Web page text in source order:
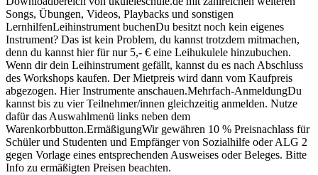
Songs, Übungen, Videos, Playbacks und sonstigen
LernhilfenLeihinstrument buchenDu besitzt noch kein eigenes
Instrument? Das ist kein Problem, du kannst trotzdem mitmachen,
denn du kannst hier für nur 5,- € eine Leihukulele hinzubuchen.
Wenn dir dein Leihinstrument gefällt, kannst du es nach Abschluss
des Workshops kaufen. Der Mietpreis wird dann vom Kaufpreis
abgezogen. Hier Instrumente anschauen.Mehrfach-AnmeldungDu
kannst bis zu vier Teilnehmer/innen gleichzeitig anmelden. Nutze
dafür das Auswahlmenü links neben dem
Warenkorbbutton.ErmäßigungWir gewähren 10 % Preisnachlass für
Schüler und Studenten und Empfänger von Sozialhilfe oder ALG 2
gegen Vorlage eines entsprechenden Ausweises oder Beleges. Bitte
Info zu ermäßigten Preisen beachten.